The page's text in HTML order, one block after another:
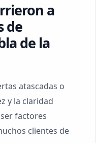
a
de
de la
atascadas o
y la claridad
factores
clientes de